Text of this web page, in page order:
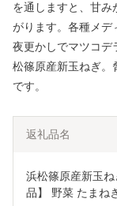
を通しますと、甘み
がります。各種メデ
夜更かしでマツコデ
松篠原産新玉ねぎ。
です。
返礼品名
浜松篠原産新玉
品】 野菜 たまね